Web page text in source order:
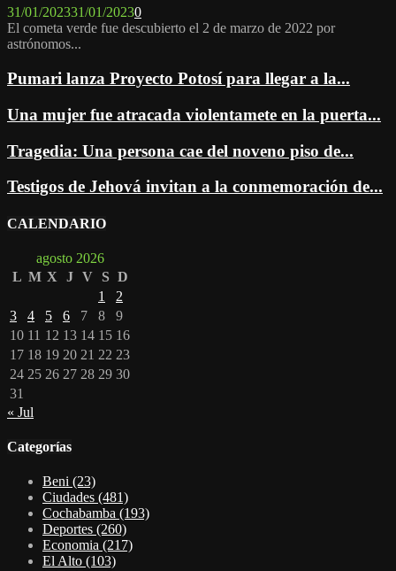
31/01/202331/01/20230
El cometa verde fue descubierto el 2 de marzo de 2022 por
astrónomos...
Pumari lanza Proyecto Potosí para llegar a la...
Una mujer fue atracada violentamete en la puerta...
Tragedia: Una persona cae del noveno piso de...
Testigos de Jehová invitan a la conmemoración de...
CALENDARIO
agosto 2026
L M X J V S D
1
2
3
4 5 6 7 8
9
10 11 12 13 14 15 16
17 18 19 20 21 22 23
24 25 26 27 28 29 30
31
« Jul
Categorías
Beni (23)
Ciudades (481)
Cochabamba (193)
Deportes (260)
Economia (217)
El Alto (103)